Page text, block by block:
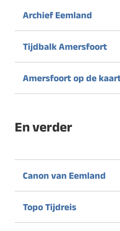
Archief Eemland
Tijdbalk Amersfoort
Amersfoort op de
En verder
Canon van Eemland
Topo Tijdreis